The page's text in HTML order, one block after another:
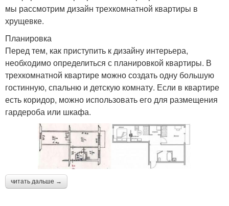
мы рассмотрим дизайн трехкомнатной квартиры в
хрущевке.
Планировка
Перед тем, как приступить к дизайну интерьера,
необходимо определиться с планировкой квартиры. В
трехкомнатной квартире можно создать одну большую
гостинную, спальню и детскую комнату. Если в квартире
есть коридор, можно использовать его для размещения
гардероба или шкафа.
читать дальше →